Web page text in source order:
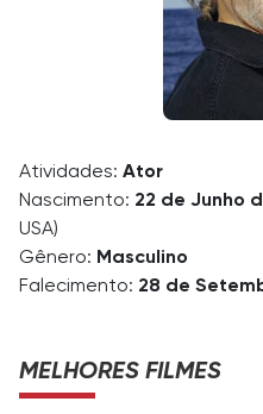
Atividades: Ator
Nascimento: 22 de Junho
USA)
Gênero: Masculino
Falecimento: 28 de
MELHORES FILMES